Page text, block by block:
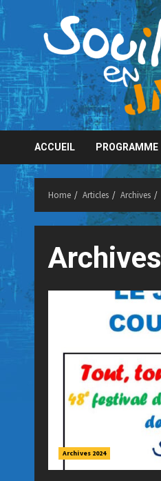
Skip
to
content
ACCUEIL PROGRAMME
Home Articles Archives
Archives
Archives 2024